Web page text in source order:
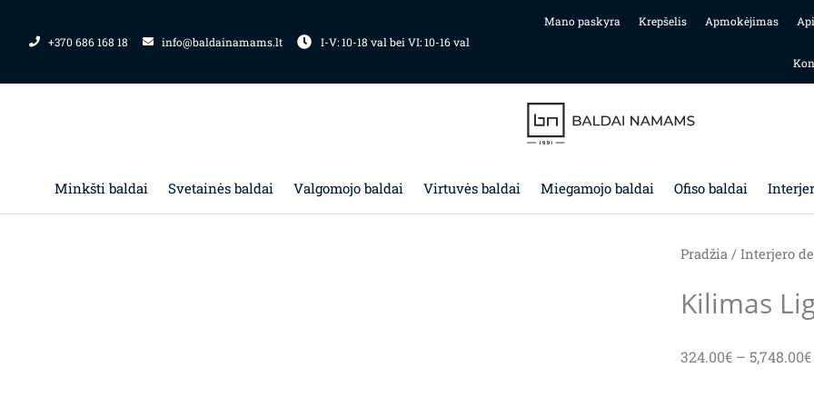
+370 686 168 18 info@baldainamams.lt I-V: 10-18 val bei VI: 10-16 val
Mano paskyra Krepšelis Apmokėjimas
Minkšti baldai Svetainės baldai Valgomojo baldai Virtuvės baldai Miegamojo baldai Ofiso baldai
Pradžia/ Interjero
Kilimas
324.00€ – 5,748.00€